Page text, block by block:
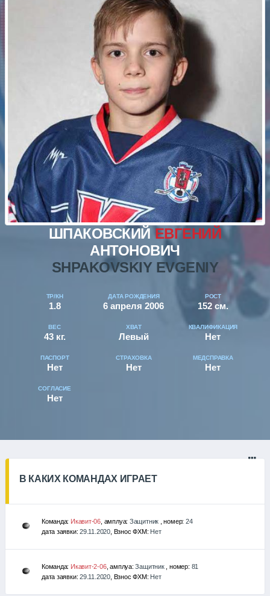
ШПАКОВСКИЙЕВГЕНИЙ
АНТОНОВИЧ
SHPAKOVSKIY EVGENIY
ТР/КН
1.8
ДАТА РОЖДЕНИЯ
6 апреля 2006
РОСТ
152 см.
ВЕС
43 кг.
ХВАТ
Левый
КВАЛИФИКАЦИЯ
Нет
ПАСПОРТ
Нет
СТРАХОВКА
Нет
МЕДСПРАВКА
Нет
СОГЛАСИЕ
Нет
В КАКИХ КОМАНДАХ ИГРАЕТ
Команда: Икавит-06 , амплуа: Защитник , номер: 24
дата заявки:29.11.2020, Взнос ФХМ: Нет
Команда: Икавит-2-06, амплуа:Защитник, номер: 81
дата заявки:29.11.2020, Взнос ФХМ: Нет